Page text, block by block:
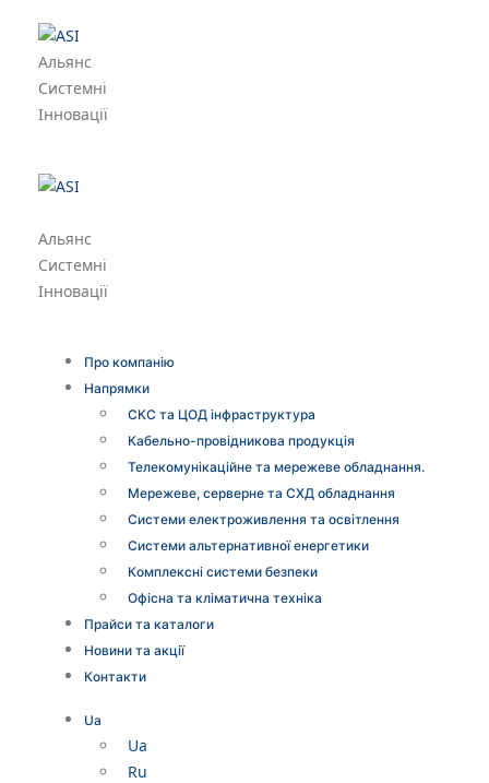
Альянс
Системні
Інновації
Альянс
Системні
Інновації
Про компанію
Напрямки
СКС та ЦОД інфраструктура
Кабельно-провідникова продукція
Телекомунікаційне та мережеве обладнання.
Мережеве, серверне та СХД обладнання
Системи електроживлення та освітлення
Системи альтернативної енергетики
Комплексні системи безпеки
Офісна та кліматична техніка
Прайси та каталоги
Новини та акції
Контакти
Ua
Ua
Ru